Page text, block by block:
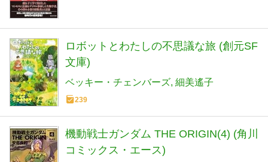
ロボットとわたしの不思議な旅 (創元SF
文庫)
ベッキー・チェンバーズ 細美遙子
239
機動戦士ガンダム THE ORIGIN(4) (角川
コミックス・エース)